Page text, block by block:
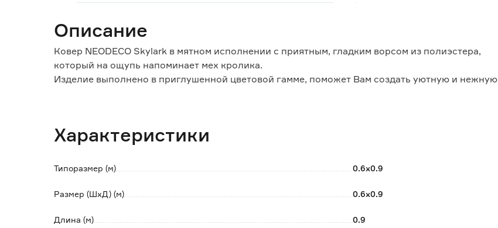
Описание
Ковер NEODECO Skylark в мятном исполнении с приятным, гладким ворсом из полиэстера,
который на ощупь напоминает мех кролика.
Изделие выполнено в приглушенной цветовой гамме, поможет Вам создать уютную и нежную
- ворс ковра нежный и мягкий;
дольше служит;
- обеспечивает мягкость и амортизацию при ходьбе;
- гипоаллергенный продукт.
Характеристики
Типоразмер (м) 0.6х0.9
Размер (ШхД) (м) 0.6х0.9
Длина (м) 0.9